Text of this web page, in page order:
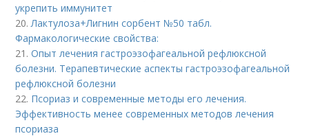
укрепить иммунитет
20.Лактулоза+Лигнин сорбент №50 табл.
Фармакологические свойства:
21.Опыт лечения гастроэзофагеальной рефлюксной
болезни. Терапевтические аспекты гастроэзофагеальной
рефлюксной болезни
22. Псориаз и современные методы его лечения.
Эффективность менее современных методов лечения
псориаза